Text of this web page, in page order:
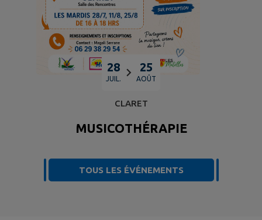
28
JUIL.
25
AOÛT
CLARET
MUSICOTHÉRAPIE
TOUS LES ÉVÉNEMENTS